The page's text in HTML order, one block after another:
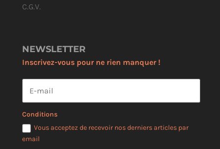
C.G.V.
NEWSLETTER
Inscrivez-vous pour ne rien manquer !
Conditions
Vous acceptez de recevoir nos derniers articles par
email